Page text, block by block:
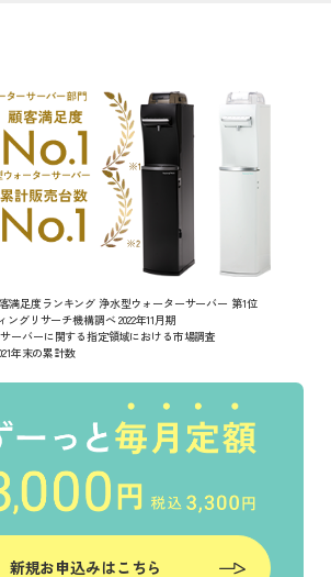
満足度ランキング 浄水型ウォーターサーバー 第1位
グリサーチ機構調べ 2022年11月期
ーバーに関する指定領域における市場調査
年末の累計数
新規お申込みはこちら